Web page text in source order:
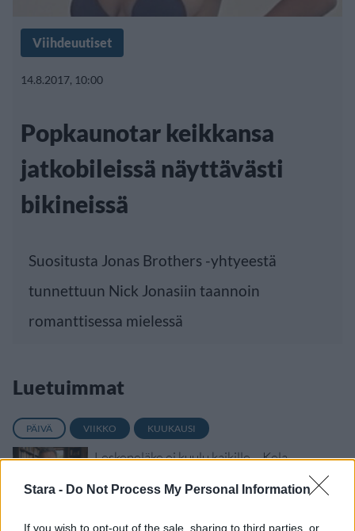
Stara - Do Not Process My Personal Information
If you wish to opt-out of the sale, sharing to third parties, or
Viihdeuutiset
14.8.2017, 10:00
Popkaunotar keikkansa
jatkobileissä näyttävästi
bikineissä
Suositusta Jonas Brothers -yhtyeestä
tunnettuun Nick Jonasiin taannoin
romanttisessa mielessä
Luetuimmat
PÄIVÄ VIIKKO KUUKAUSI
Leskeneläke ei kuulu kaikille – Kela
toinen lentoyhtiö – matkustajille tärkeä